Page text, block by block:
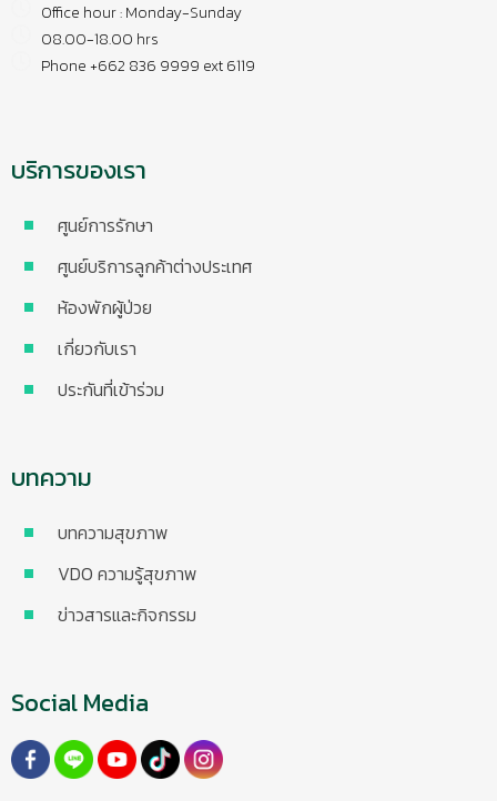
Office hour : Monday-Sunday
08.00-18.00 hrs
Phone +662 836 9999 ext 6119
บริการของเรา
ศูนย์การรักษา
ศูนย์บริการลูกค้าต่างประเทศ
ห้องพักผู้ป่วย
เกี่ยวกับเรา
ประกันที่เข้าร่วม
บทความ
บทความสุขภาพ
VDO ความรู้สุขภาพ
ข่าวสารและกิจกรรม
Social Media